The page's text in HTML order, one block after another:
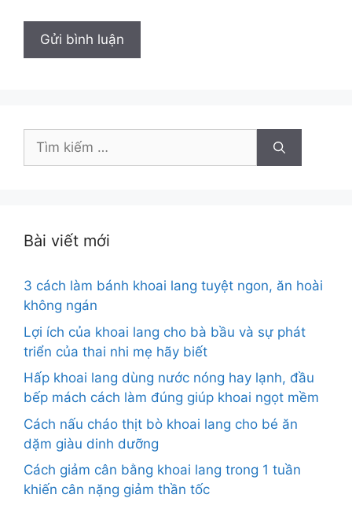
Tìm
Bài viết mới
3 cách làm bánh khoai lang tuyệt ngon, ăn hoài
không ngán
Lợi ích của khoai lang cho bà bầu và sự phát
triển của thai nhi mẹ hãy biết
Hấp khoai lang dùng nước nóng hay lạnh, đầu
bếp mách cách làm đúng giúp khoai ngọt mềm
Cách nấu cháo thịt bò khoai lang cho bé ăn
dặm giàu dinh dưỡng
Cách giảm cân bằng khoai lang trong 1 tuần
khiến cân nặng giảm thần tốc